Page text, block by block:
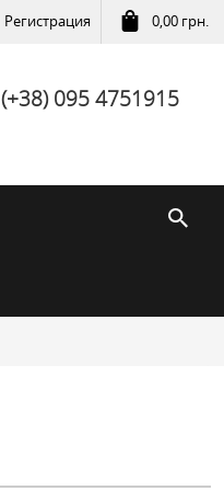
Регистрация 0,00 грн.
(+38) 095 4751915